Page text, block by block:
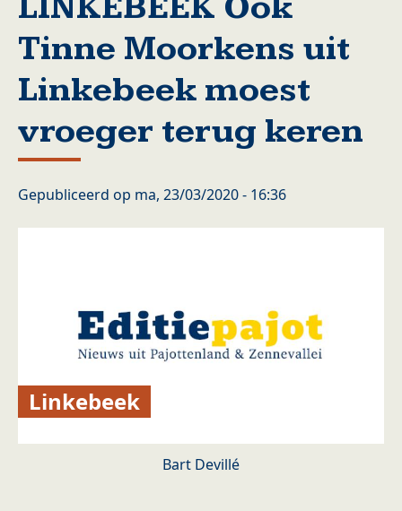
Tinne Moorkens uit
Linkebeek moest
vroeger terug keren
Gepubliceerd op ma, 23/03/2020 - 16:36
Linkebeek
Bart Devillé